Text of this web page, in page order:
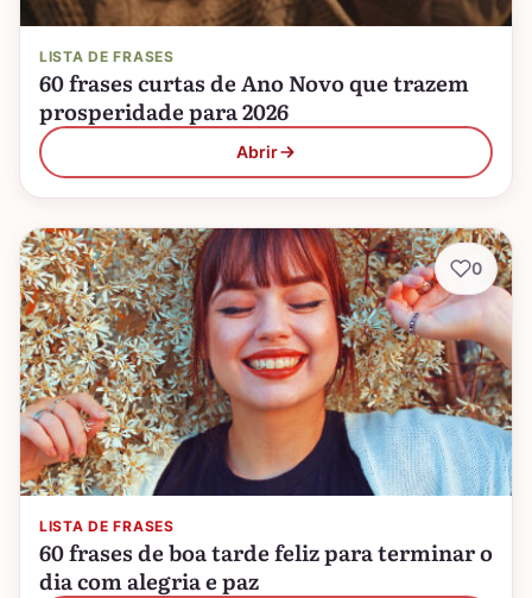
LISTA DE FRASES
60 frases curtas de Ano Novo que trazem
prosperidade para 2026
Abrir
LISTA DE FRASES
60 frases de boa tarde feliz para terminar o
dia com alegria e paz
0